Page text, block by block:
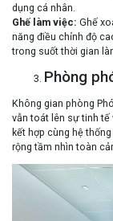
dụng cá nhân.
Ghế làm việc: Ghế
năng điều chỉnh độ
trong suốt thời gian
Phòng
Không gian phòng
vẫn toát lên sự tinh tế
kết hợp cùng hệ
rộng tầm nhìn toàn